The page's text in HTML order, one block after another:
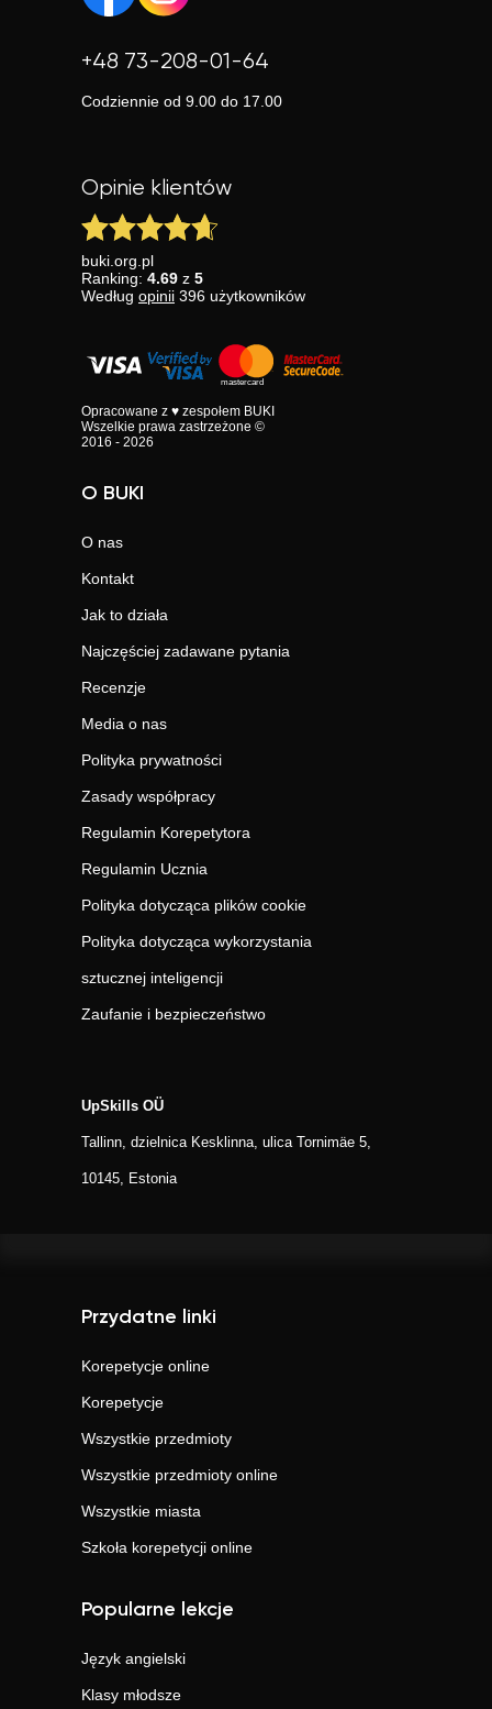
+48 73-208-01-64
Codziennie od 9.00 do 17.00
Opinie klientów
buki.org.pl
Ranking: 4.69 z 5
Według opinii 396 użytkowników
Opracowane z ♥ zespołem BUKI
Wszelkie prawa zastrzeżone ©
2016 - 2026
O BUKI
O nas
Kontakt
Jak to działa
Najczęściej zadawane pytania
Recenzje
Media o nas
Polityka prywatności
Zasady współpracy
Regulamin Korepetytora
Regulamin Ucznia
Polityka dotycząca plików cookie
Polityka dotycząca wykorzystania
sztucznej inteligencji
Zaufanie i bezpieczeństwo
UpSkills OÜ
Tallinn, dzielnica Kesklinna, ulica Tornimäe 5,
10145, Estonia
Przydatne linki
Korepetycje online
Korepetycje
Wszystkie przedmioty
Wszystkie przedmioty online
Wszystkie miasta
Szkoła korepetycji online
Popularne lekcje
Język angielski
Klasy młodsze